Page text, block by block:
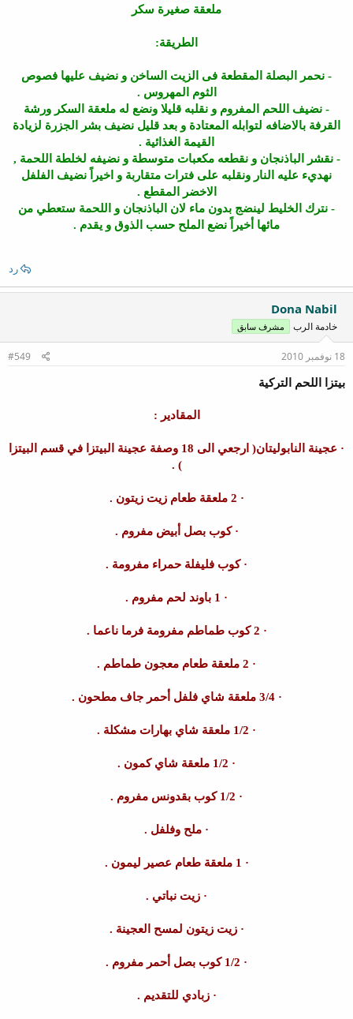
ملعقة صغيرة سكر
الطريقة:
- نحمر البصلة المقطعة فى الزيت الساخن و نضيف عليها فصوص
الثوم المهروس .
- نضيف اللحم المفروم و نقلبه قليلا ونضع له ملعقة السكر ورشة
القرفة بالاضافه لتوابله المعتادة و بعد قليل نضيف بشر الجزرة لزيادة
القيمة الغذائية .
- نقشر الباذنجان و نقطعه مكعبات متوسطة و نضيفه لخلطة اللحمة ,
نهديء عليه النار ونقلبه على فترات متقاربة و اخيراً نضيف الفلفل
الاخضر المقطع .
- نترك الخليط لينضج بدون ماء لان الباذنجان و اللحمة ستعطي من
مائها أخيراً نضع الملح حسب الذوق و يقدم .
رد
Dona Nabil
خادمة الرب مشرف سابق
18 نوفمبر 2010 #549
بيتزا اللحم التركية
المقادير :
· عجينة النابوليتان( ارجعي الى 18 وصفة عجينة البيتزا في قسم البيتزا
) .
· 2 ملعقة طعام زيت زيتون .
· كوب بصل أبيض مفروم .
· كوب فليفلة حمراء مفرومة .
· 1 باوند لحم مفروم .
· 2 كوب طماطم مفرومة فرما ناعما .
· 2 ملعقة طعام معجون طماطم .
· 3/4 ملعقة شاي فلفل أحمر جاف مطحون .
· 1/2 ملعقة شاي بهارات مشكلة .
· 1/2 ملعقة شاي كمون .
· 1/2 كوب بقدونس مفروم .
· ملح وفلفل .
· 1 ملعقة طعام عصير ليمون .
· زيت نباتي .
· زيت زيتون لمسح العجينة .
· 1/2 كوب بصل أحمر مفروم .
· زبادي للتقديم .